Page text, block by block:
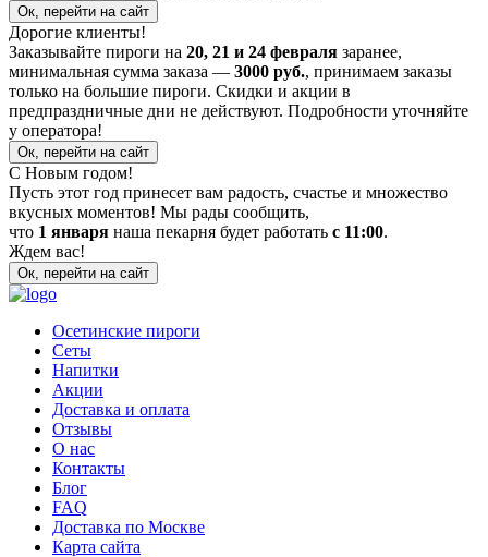
Ок, перейти на сайт
Дорогие клиенты!
Заказывайте пироги на 20, 21 и 24 февраля заранее,
минимальная сумма заказа — 3000 руб., принимаем заказы
только на большие пироги. Скидки и акции в
предпраздничные дни не действуют. Подробности уточняйте
у оператора!
Ок, перейти на сайт
С Новым годом!
Пусть этот год принесет вам радость, счастье и множество
вкусных моментов! Мы рады сообщить,
что 1 января наша пекарня будет работать с 11:00.
Ждем вас!
Ок, перейти на сайт
Осетинские пироги
Сеты
Напитки
Акции
Доставка и оплата
Отзывы
О нас
Контакты
Блог
FAQ
Доставка по Москве
Карта сайта